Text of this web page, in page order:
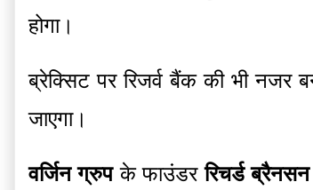
होगा।
ब्रेक्सिट पर रिजर्व बैंक की भी नजर
जाएगा।
वर्जिन ग्रुप के फाउंडर रिचर्ड ब्रैनसन